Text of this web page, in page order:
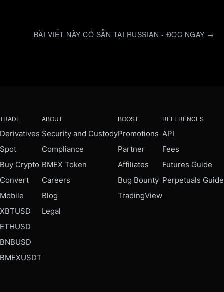
BÀI VIẾT NÀY CÓ SẴN TẠI RUSSIAN - ĐỌC NGAY →
TRADE
Derivatives
Spot
Buy Crypto
Convert
Mobile
XBTUSD
ETHUSD
BNBUSD
BMEXUSDT
ABOUT
Security and Custody
Compliance
BMEX Token
Careers
Blog
Legal
BOOST
Promotions
Partner
Affiliates
Bug Bounty
TradingView
REFERENCES
API
Fees
Futures Guide
Perpetuals Guide